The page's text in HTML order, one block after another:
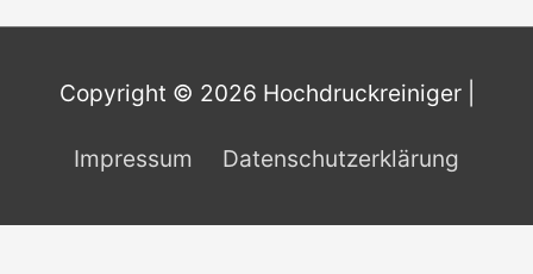
Copyright © 2026 Hochdruckreiniger|
Impressum Datenschutzerklärung